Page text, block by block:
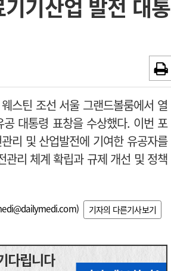
~2026-08-31
기산업 발전 대통
스틴 조선 서울 그랜드볼룸에서 열
공 대통령 표창을 수상했다. 이번 포
리 및 산업발전에 기여한 유공자를
관리 체계 확립과 규제 개선 및 정책
) 기자의 다른기사보기